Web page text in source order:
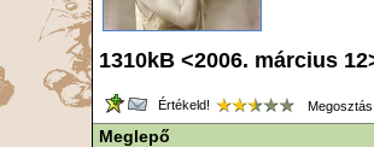
1310kB <2006. március
Értékeld!
Meglepő